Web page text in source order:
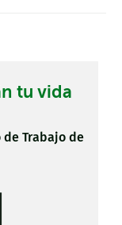
tu vida
de Trabajo de